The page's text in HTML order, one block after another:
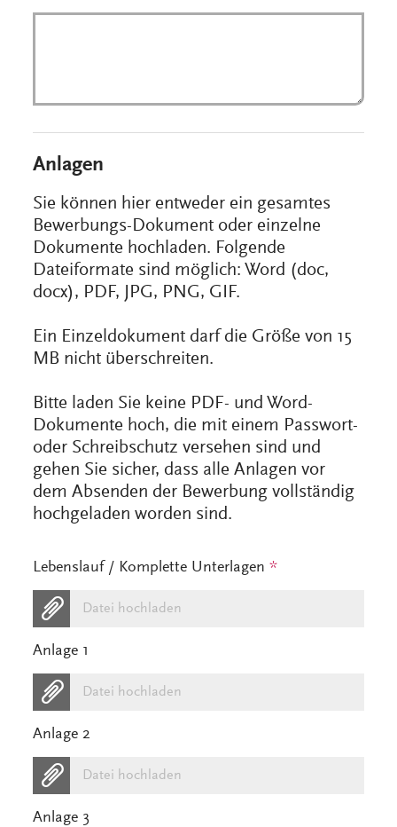
Anlagen
Sie können hier entweder ein gesamtes
Bewerbungs-Dokument oder einzelne
Dokumente hochladen. Folgende
Dateiformate sind möglich: Word (doc,
docx), PDF, JPG, PNG, GIF.
Ein Einzeldokument darf die Größe von 15
MB nicht überschreiten.
Bitte laden Sie keine PDF- und Word-
Dokumente hoch, die mit einem Passwort-
oder Schreibschutz versehen sind und
gehen Sie sicher, dass alle Anlagen vor
dem Absenden der Bewerbung vollständig
hochgeladen worden sind.
Lebenslauf / Komplette Unterlagen*
Datei hochladen
Anlage 1
Datei hochladen
Anlage 2
Datei hochladen
Anlage 3